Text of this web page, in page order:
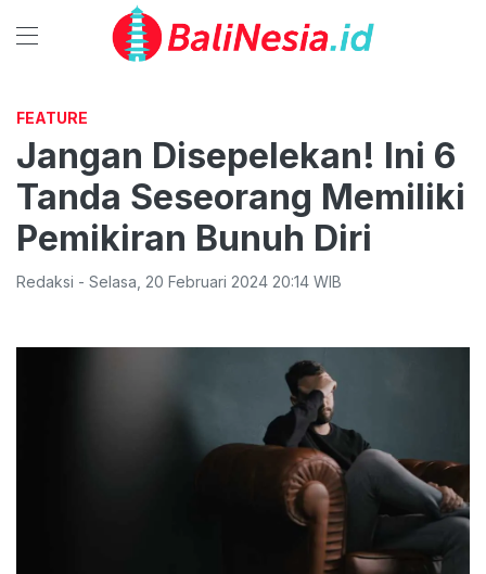
FEATURE
Jangan Disepelekan! Ini 6
Tanda Seseorang Memiliki
Pemikiran Bunuh Diri
Redaksi - Selasa 20 Februari 2024 20:14 WIB